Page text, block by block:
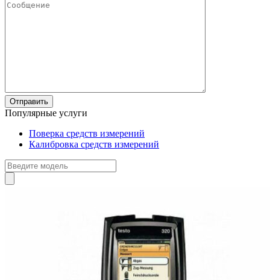
Популярные услуги
Поверка средств измерений
Калибровка средств измерений